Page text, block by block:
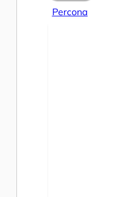
Percona